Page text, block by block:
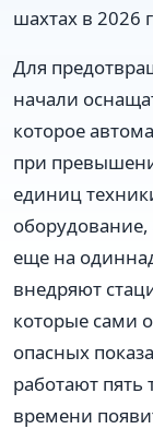
шахтах в 2026
Для
начали
которое
при
единиц
еще на
внедряют
которые сами
опасных
работают пять
времени